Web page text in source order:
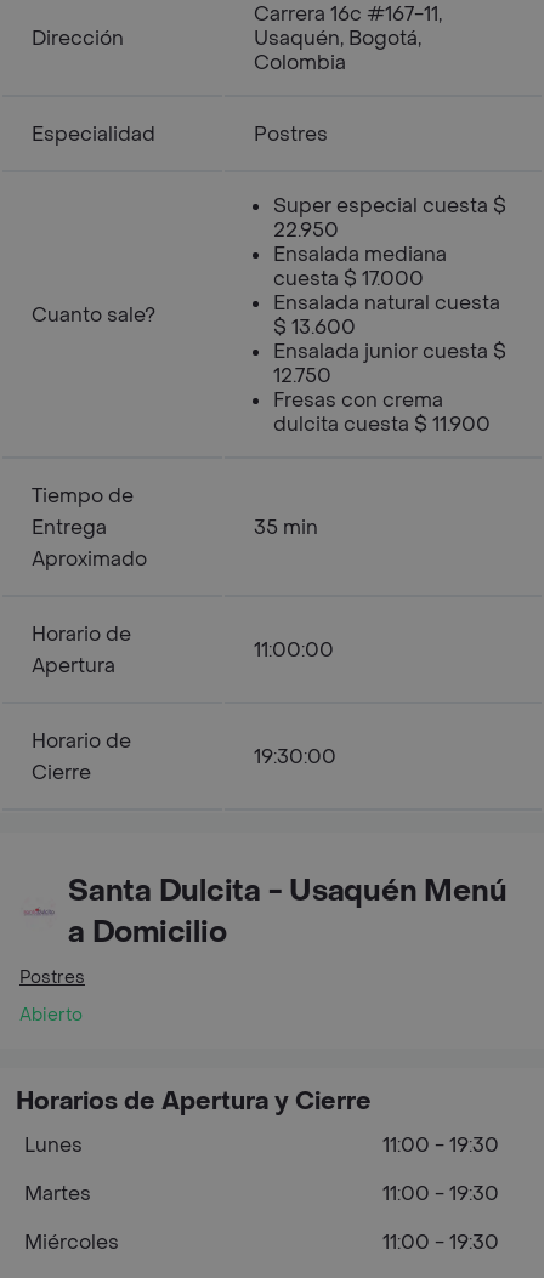
Dirección
Carrera 16c #167-11,
Usaquén, Bogotá,
Colombia
Especialidad Postres
Cuanto sale?
Super especial cuesta $
22.950
Ensalada mediana
cuesta $ 17.000
Ensalada natural cuesta
$ 13.600
Ensalada junior cuesta $
12.750
Fresas con crema
dulcita cuesta $ 11.900
Tiempo de
Entrega
Aproximado
35 min
Horario de
Apertura
11:00:00
Horario de
Cierre
19:30:00
Santa Dulcita - Usaquén Menú
a Domicilio
Postres
Abierto
Horarios de Apertura y Cierre
Lunes
11:00 - 19:30
Martes
11:00 - 19:30
Miércoles
11:00 - 19:30